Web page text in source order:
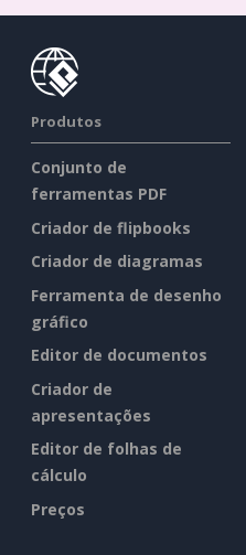
Produtos
Conjunto de
ferramentas PDF
Criador de flipbooks
Criador de diagramas
Ferramenta de desenho
gráfico
Editor de documentos
Criador de
apresentações
Editor de folhas de
cálculo
Preços